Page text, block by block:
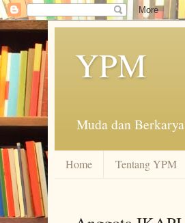
YPM
Muda dan Berkarya
Home Tentang YPM